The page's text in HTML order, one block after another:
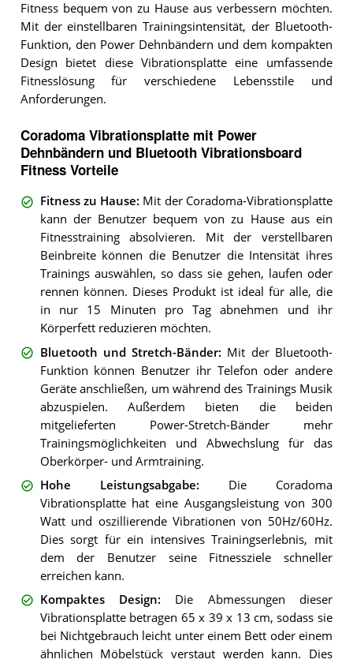
Fitness bequem von zu Hause aus verbessern möchten.
Mit der einstellbaren Trainingsintensität, der Bluetooth-
Funktion, den Power Dehnbändern und dem kompakten
Design bietet diese Vibrationsplatte eine umfassende
Fitnesslösung für verschiedene Lebensstile und
Anforderungen.
Coradoma Vibrationsplatte mit Power
Dehnbändern und Bluetooth Vibrationsboard
Fitness Vorteile
Fitness zu Hause: Mit der Coradoma-Vibrationsplatte
kann der Benutzer bequem von zu Hause aus ein
Fitnesstraining absolvieren. Mit der verstellbaren
Beinbreite können die Benutzer die Intensität ihres
Trainings auswählen, so dass sie gehen, laufen oder
rennen können. Dieses Produkt ist ideal für alle, die
in nur 15 Minuten pro Tag abnehmen und ihr
Körperfett reduzieren möchten.
Bluetooth und Stretch-Bänder: Mit der Bluetooth-
Funktion können Benutzer ihr Telefon oder andere
Geräte anschließen, um während des Trainings Musik
abzuspielen. Außerdem bieten die beiden
mitgelieferten Power-Stretch-Bänder mehr
Trainingsmöglichkeiten und Abwechslung für das
Oberkörper- und Armtraining.
Hohe Leistungsabgabe: Die Coradoma
Vibrationsplatte hat eine Ausgangsleistung von 300
Watt und oszillierende Vibrationen von 50Hz/60Hz.
Dies sorgt für ein intensives Trainingserlebnis, mit
dem der Benutzer seine Fitnessziele schneller
erreichen kann.
Kompaktes Design: Die Abmessungen dieser
Vibrationsplatte betragen 65 x 39 x 13 cm, sodass sie
bei Nichtgebrauch leicht unter einem Bett oder einem
ähnlichen Möbelstück verstaut werden kann. Dies